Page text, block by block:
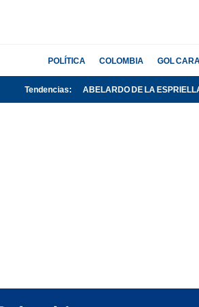
POLÍTICA COLOMBIA GOL
Tendencias: ABELARDO DE LA